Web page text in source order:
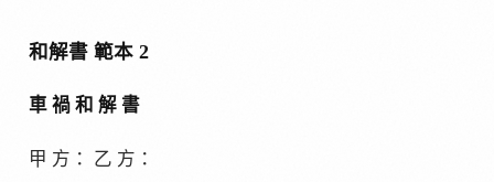
和解書 範本 2
車 禍 和 解 書
甲 方： 乙 方：